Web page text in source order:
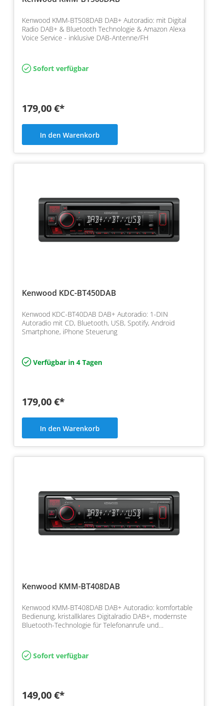
Kenwood KMM-BT508DAB DAB+ Autoradio: mit Digital
Radio DAB+ & Bluetooth Technologie & Amazon Alexa
Voice Service - inklusive DAB-Antenne/FH
Sofort verfügbar
179,00 €*
In den Warenkorb
Kenwood KDC-BT450DAB
Kenwood KDC-BT40DAB DAB+ Autoradio: 1-DIN
Autoradio mit CD, Bluetooth, USB, Spotify, Android
Smartphone, iPhone Steuerung
Verfügbar in 4 Tagen
179,00 €*
In den Warenkorb
Kenwood KMM-BT408DAB
Kenwood KMM-BT408DAB DAB+ Autoradio: komfortable
Bedienung, kristallklares Digitalradio DAB+, modernste
Bluetooth-Technologie für Telefonanrufe und
Sofort verfügbar
149,00 €*